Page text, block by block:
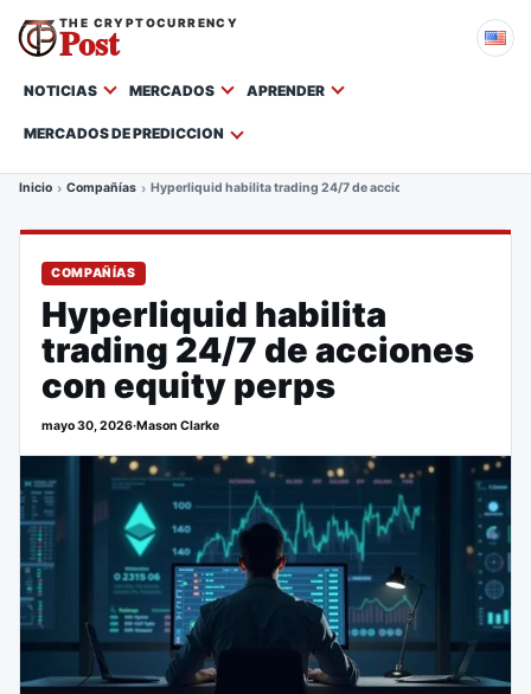
THE CRYPTOCURRENCY
Post
NOTICIAS MERCADOS APRENDER
MERCADOS DE PREDICCION
Inicio Compañías Hyperliquid habilita trading 24/7 de acciones con equity perps
COMPAÑÍAS
Hyperliquid habilita
trading 24/7 de acciones
con equity perps
mayo 30, 2026·Mason Clarke